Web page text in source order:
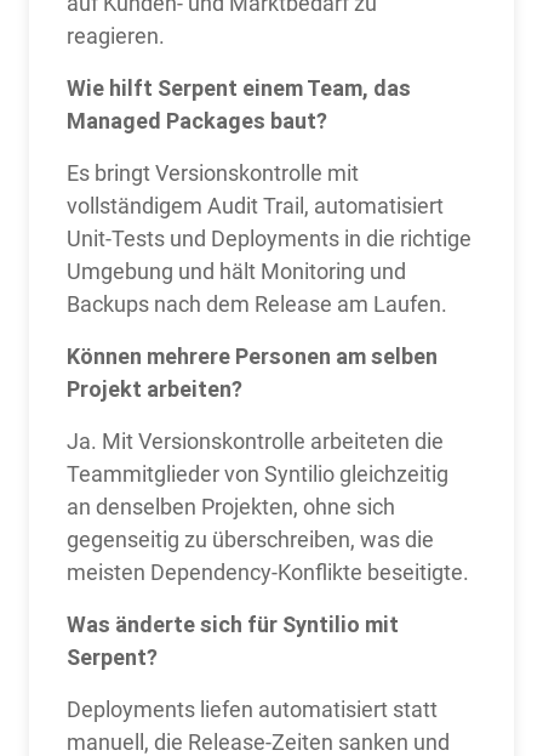
reagieren.
Wie hilft Serpent einem Team, das
Managed Packages baut?
Es bringt Versionskontrolle mit
vollständigem Audit Trail, automatisiert
Unit-Tests und Deployments in die richtige
Umgebung und hält Monitoring und
Backups nach dem Release am Laufen.
Können mehrere Personen am selben
Projekt arbeiten?
Ja. Mit Versionskontrolle arbeiteten die
Teammitglieder von Syntilio gleichzeitig
an denselben Projekten, ohne sich
gegenseitig zu überschreiben, was die
meisten Dependency-Konflikte beseitigte.
Was änderte sich für Syntilio mit
Serpent?
Deployments liefen automatisiert statt
manuell, die Release-Zeiten sanken und